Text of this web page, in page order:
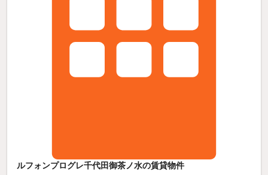
ルフォンプログレ千代田御茶ノ水の賃貸物件